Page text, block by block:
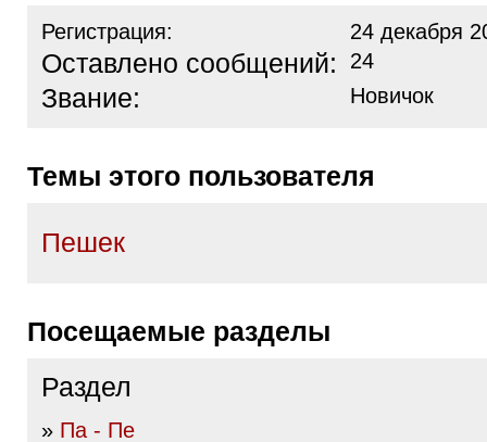
Регистрация: 24 декабря
Оставлено сообщений: 24
Звание: Новичок
Темы этого пользователя
Пешек
Посещаемые разделы
Раздел
» Па - Пе